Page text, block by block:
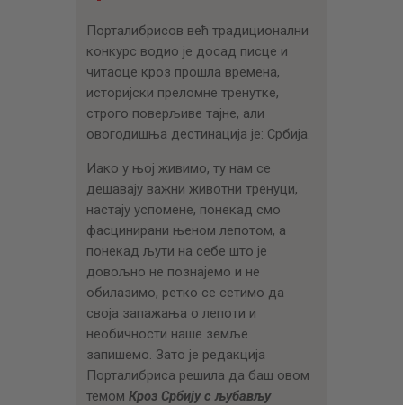
Порталибрисов већ традиционални
конкурс водио је досад писце и
читаоце кроз прошла времена,
историјски преломне тренутке,
строго поверљиве тајне, али
овогодишња дестинација је: Србија.
Иако у њој живимо, ту нам се
дешавају важни животни тренуци,
настају успомене, понекад смо
фасцинирани њеном лепотом, а
понекад љути на себе што је
довољно не познајемо и не
обилазимо, ретко се сетимо да
своја запажања о лепоти и
необичности наше земље
запишемо. Зато је редакција
Порталибриса решила да баш овом
темом Кроз Србију с љубављу